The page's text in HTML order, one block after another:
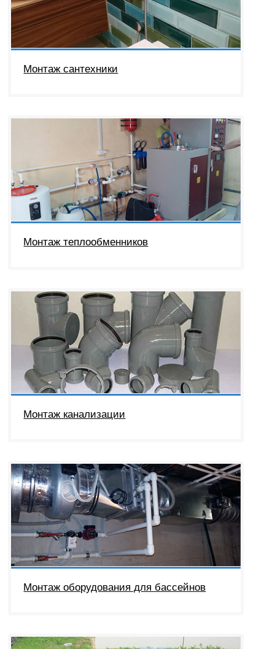
Монтаж сантехники
Монтаж теплообменников
Монтаж канализации
Монтаж оборудования для бассейнов